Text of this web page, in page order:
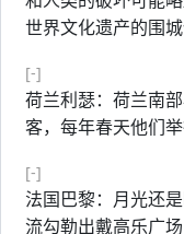
世界文化遗产的围
[-]
荷兰利瑟：荷兰南
客，每年春天他们
[-]
法国巴黎：月光还
流勾勒出戴高乐广场